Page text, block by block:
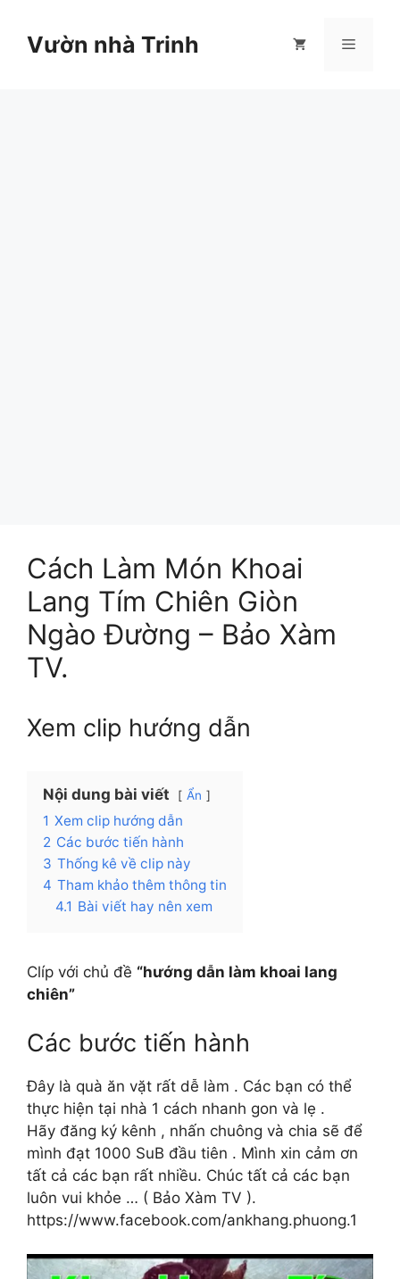
Vườn nhà Trinh Menu
Cách Làm Món Khoai
Lang Tím Chiên Giòn
Ngào Đường – Bảo Xàm
TV.
Xem clip hướng dẫn
Nội dung bài viết Ẩn
1 Xem clip hướng dẫn
2 Các bước tiến hành
3 Thống kê về clip này
4 Tham khảo thêm thông tin
4.1 Bài viết hay nên xem
Clíp với chủ đề “hướng dẫn làm khoai lang
chiên”
Các bước tiến hành
Đây là quà ăn vặt rất dễ làm . Các bạn có thể
thực hiện tại nhà 1 cách nhanh gon và lẹ .
Hãy đăng ký kênh , nhấn chuông và chia sẽ để
mình đạt 1000 SuB đầu tiên . Mình xin cảm ơn
tất cả các bạn rất nhiều. Chúc tất cả các bạn
luôn vui khỏe … ( Bảo Xàm TV ).
https://www.facebook.com/ankhang.phuong.1